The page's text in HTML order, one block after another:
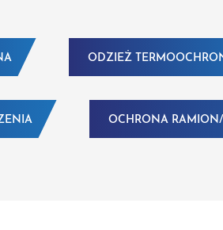
ODZIEŻ
OCHRONA